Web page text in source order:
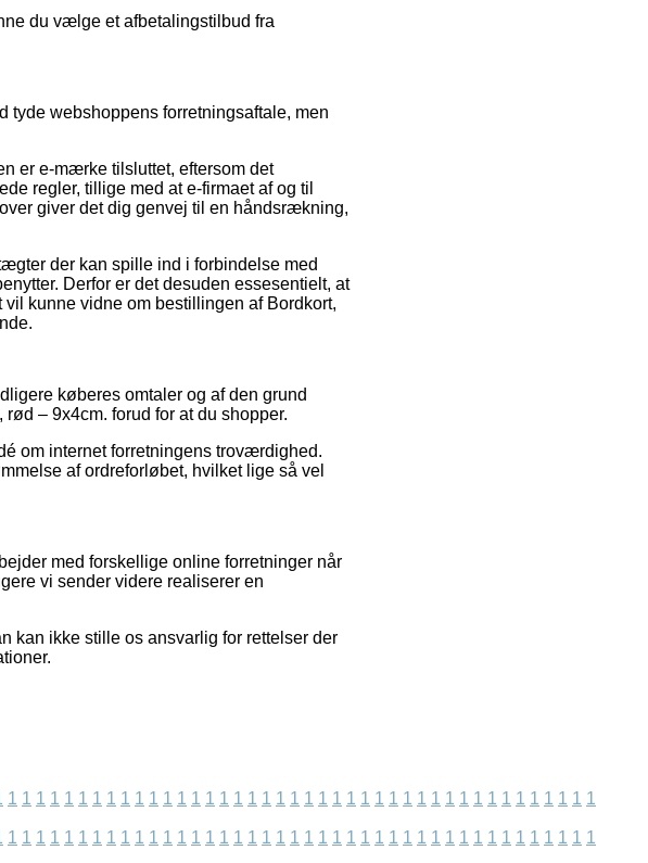
du vælge et afbetalingstilbud fra
tyde webshoppens forretningsaftale, men
er e-mærke tilsluttet, eftersom det
regler, tillige med at e-firmaet af og til
giver det dig genvej til en håndsrækning,
der kan spille ind i forbindelse med
Derfor er det desuden essesentielt, at
kunne vidne om bestillingen af Bordkort,
køberes omtaler og af den grund
– 9x4cm. forud for at du shopper.
om internet forretningens troværdighed.
af ordreforløbet, hvilket lige så vel
med forskellige online forretninger når
vi sender videre realiserer en
kan ikke stille os ansvarlig for rettelser der
1 1 1 1 1 1 1 1 1 1 1 1 1 1 1 1 1 1 1 1 1 1 1 1 1 1 1 1 1 1 1 1 1 1 1 1 1 1 1 1 1 1
1 1 1 1 1 1 1 1 1 1 1 1 1 1 1 1 1 1 1 1 1 1 1 1 1 1 1 1 1 1 1 1 1 1 1 1 1 1 1 1 1 1